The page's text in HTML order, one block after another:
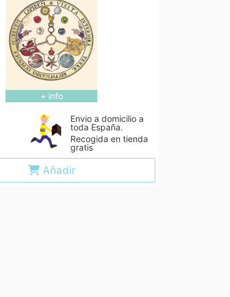
+ info
Envio a domicilio a
toda España.
Recogida en tienda
gratis
Añadir